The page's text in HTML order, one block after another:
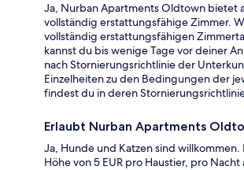
Ja, Nurban Apartments Oldtown bietet
vollständig erstattungsfähige Zimmer.
vollständig erstattungsfähigen
kannst du bis wenige Tage vor deiner
nach Stornierungsrichtlinie der
Einzelheiten zu den Bedingungen der
findest du in deren
Erlaubt Nurban Apartments
Ja, Hunde und Katzen sind willkommen.
Höhe von 5 EUR pro Haustier, pro Nacht